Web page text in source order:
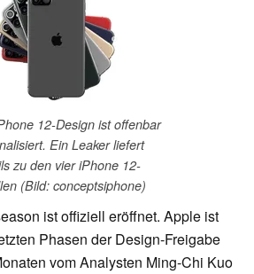
12-Design ist offenbar
Ein Leaker liefert
zu den vier iPhone 12-
(Bild: conceptsiphone)
ist offiziell eröffnet. Apple ist
Phasen der Design-Freigabe
vom Analysten Ming-Chi Kuo